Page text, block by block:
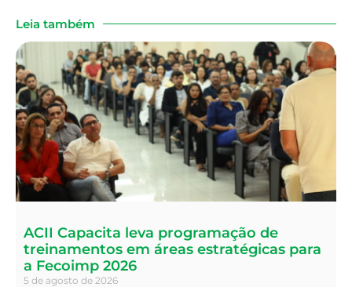
Leia também
ACII Capacita leva programação de
treinamentos em áreas estratégicas para
a Fecoimp 2026
5 de agosto de 2026